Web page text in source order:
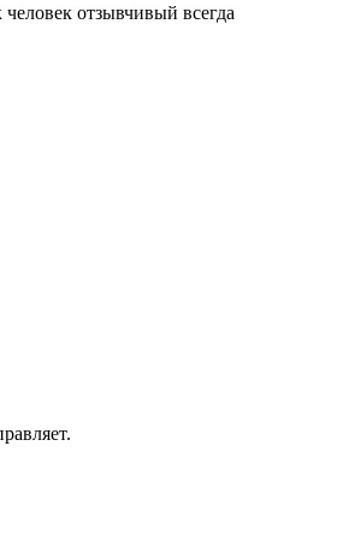
отзывчивый всегда